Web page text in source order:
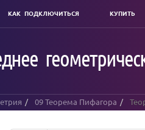
КАК ПОДКЛЮЧИТЬСЯ КУПИТЬ
09 Теорема Пифагора